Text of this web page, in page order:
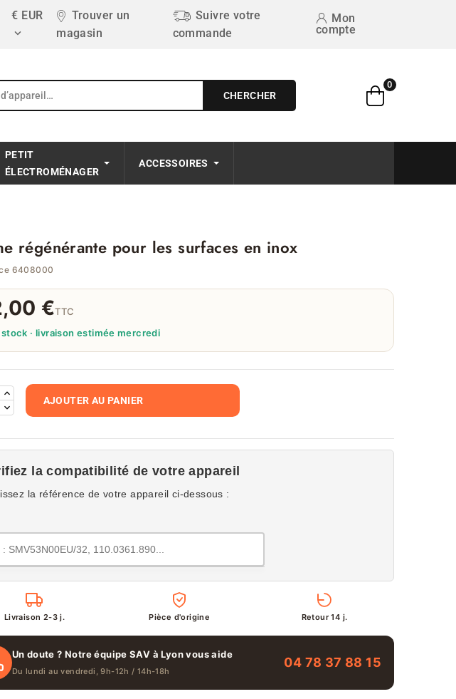
€ EUR

Trouver un
magasin
Suivre votre
commande
Mon
compte
CHERCHER
0
PETIT
ÉLECTROMÉNAGER
ACCESSOIRES
régénérante pour les surfaces en inox
6408000
€TTC
stock · livraison estimée mercredi
AJOUTER AU PANIER
la compatibilité de votre appareil
la référence de votre appareil ci-dessous :
Livraison 2-3 j. Pièce d'origine Retour 14 j.
Un doute ? Notre équipe SAV à Lyon vous aide
Du lundi au vendredi, 9h-12h / 14h-18h
04 78 37 88 15